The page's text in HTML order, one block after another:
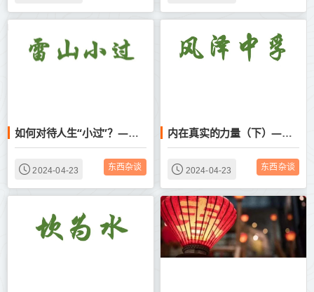
如何对待人生“小过”？——浅读雷山小过卦的启示
2024-04-23 东西杂谈
内在真实的力量（下）——浅读61卦风泽中孚卦有感
2024-04-23 东西杂谈